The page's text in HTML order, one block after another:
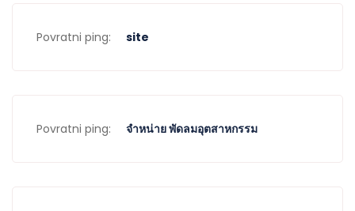
Povratni ping: site
Povratni ping: จำหน่าย พัดลมอุตสาหกรรม